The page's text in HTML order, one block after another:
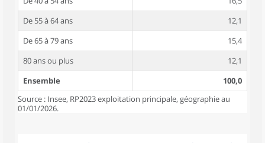
De 55 à 64 ans
12,1
De 65 à 79 ans
15,4
80 ans ou plus
12,1
Ensemble
100,0
Source : Insee, RP2023 exploitation principale, géographie au
01/01/2026.